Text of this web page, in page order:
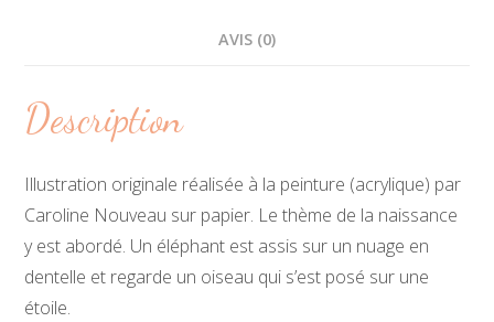
AVIS (0)
Description
Illustration originale réalisée à la peinture (acrylique) par
Caroline Nouveau sur papier. Le thème de la naissance
y est abordé. Un éléphant est assis sur un nuage en
dentelle et regarde un oiseau qui s’est posé sur une
étoile.